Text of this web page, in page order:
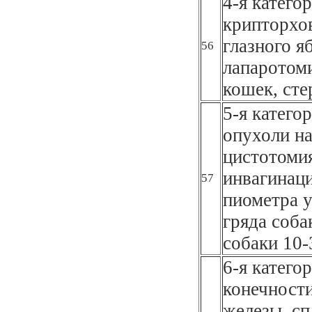
56
глазного
кошек,
57
5-я
опухоли
пиометра
гряда
собаки
6-я